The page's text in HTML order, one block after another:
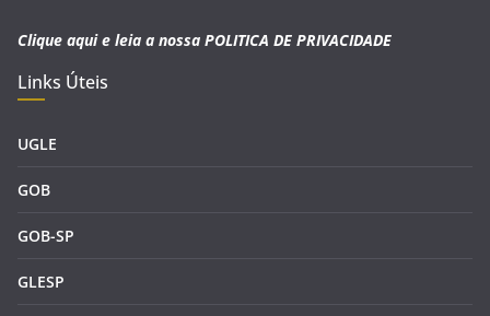
Clique aqui e leia a nossa POLITICA DE PRIVACIDADE
Links Úteis
UGLE
GOB
GOB-SP
GLESP